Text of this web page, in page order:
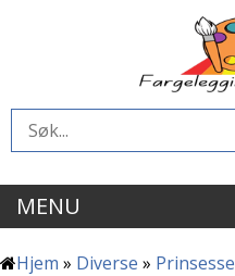
MENU
Hjem » Diverse »